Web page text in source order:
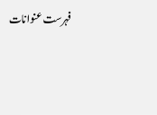
فہرست عنوانات